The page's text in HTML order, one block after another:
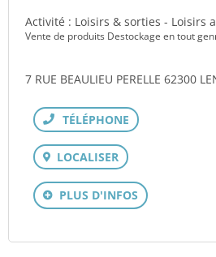
Activité : Loisirs & sorties - Loisirs
Vente de produits Destockage en tout
7 RUE BEAULIEU PERELLE 62300
Téléphone
LOCALISER
PLUS D'INFOS